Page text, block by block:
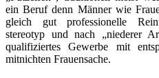
ein Beruf denn Männer wie
gleich gut professionelle
stereotyp und nach „niederer
qualifiziertes Gewerbe mit
mitnichten Frauensache.